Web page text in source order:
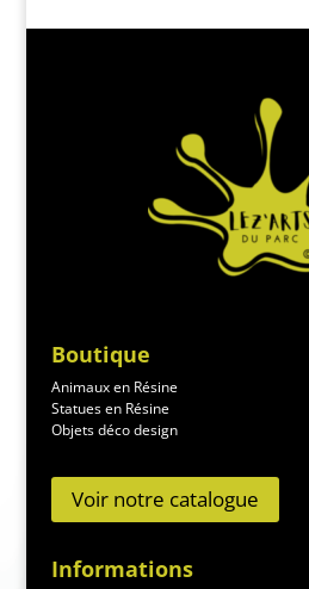
Boutique
Animaux en Résine
Statues en Résine
Objets déco design
Voir notre catalogue
Informations